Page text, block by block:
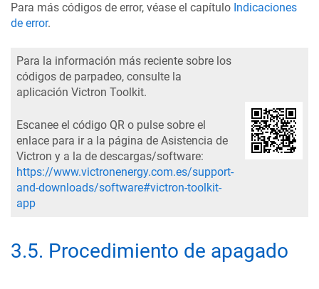
Para más códigos de error, véase el capítulo Indicaciones
de error.
Para la información más reciente sobre los
códigos de parpadeo, consulte la
aplicación Victron Toolkit.
Escanee el código QR o pulse sobre el
enlace para ir a la página de Asistencia de
Victron y a la de descargas/software:
https://www.victronenergy.com.es/support-
and-downloads/software#victron-toolkit-
app
3.5. Procedimiento de apagado